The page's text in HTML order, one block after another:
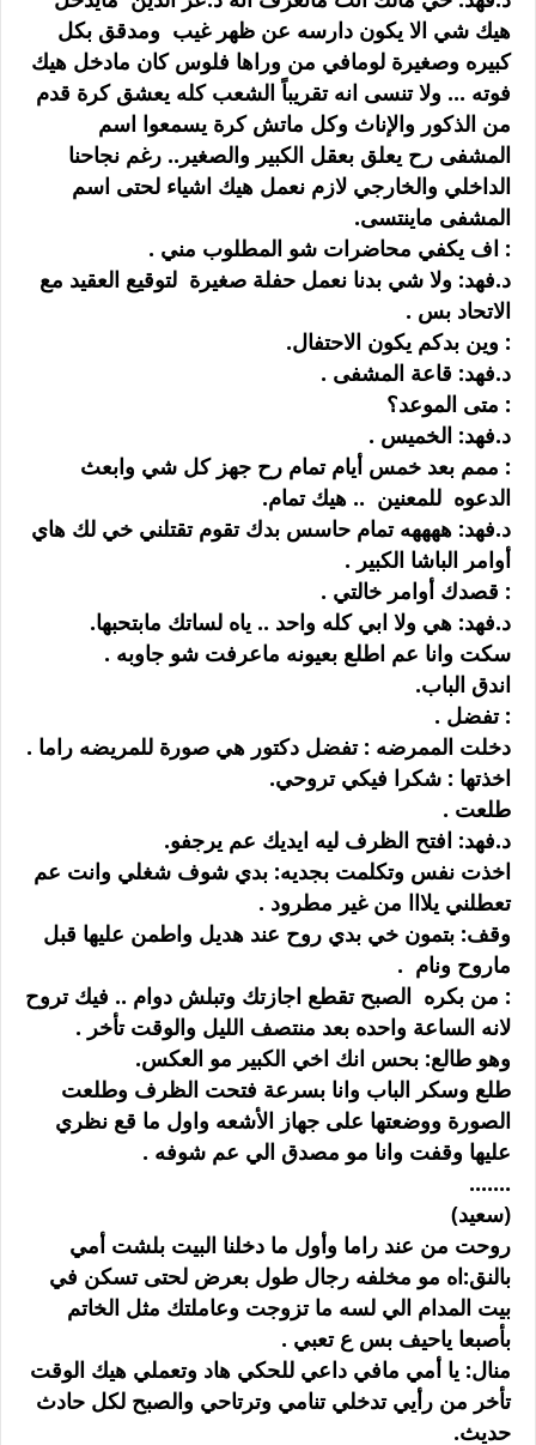
هيك شي الا يكون دارسه عن ظهر غيب ومدقق بكل
كبيره وصغيرة لومافي من وراها فلوس كان مادخل هيك
فوته ... ولا تنسى انه تقريباً الشعب كله يعشق كرة قدم
من الذكور والإناث وكل ماتش كرة يسمعوا اسم
المشفى رح يعلق بعقل الكبير والصغير.. رغم نجاحنا
الداخلي والخارجي لازم نعمل هيك اشياء لحتى اسم
المشفى ماينتسى.
: اف يكفي محاضرات شو المطلوب مني .
د.فهد: ولا شي بدنا نعمل حفلة صغيرة لتوقيع العقيد مع
الاتحاد بس .
: وين بدكم يكون الاحتفال.
د.فهد: قاعة المشفى .
: متى الموعد؟
د.فهد: الخميس .
: ممم بعد خمس أيام تمام رح جهز كل شي وابعث
الدعوه للمعنين .. هيك تمام.
د.فهد: ههههه تمام حاسس بدك تقوم تقتلني خي لك هاي
أوامر الباشا الكبير .
: قصدك أوامر خالتي .
د.فهد: هي ولا ابي كله واحد .. ياه لساتك مابتحبها.
سكت وانا عم اطلع بعيونه ماعرفت شو جاوبه .
اندق الباب.
: تفضل .
دخلت الممرضه : تفضل دكتور هي صورة للمريضه راما .
اخذتها : شكرا فيكي تروحي.
طلعت .
د.فهد: افتح الظرف ليه ايديك عم يرجفو.
اخذت نفس وتكلمت بجديه: بدي شوف شغلي وانت عم
تعطلني يلااا من غير مطرود .
وقف: بتمون خي بدي روح عند هديل واطمن عليها قبل
ماروح ونام .
: من بكره الصبح تقطع اجازتك وتبلش دوام .. فيك تروح
لانه الساعة واحده بعد منتصف الليل والوقت تأخر .
وهو طالع: بحس انك اخي الكبير مو العكس.
طلع وسكر الباب وانا بسرعة فتحت الظرف وطلعت
الصورة ووضعتها على جهاز الأشعه واول ما قع نظري
عليها وقفت وانا مو مصدق الي عم شوفه .
.......
(سعيد)
روحت من عند راما وأول ما دخلنا البيت بلشت أمي
بالنق:اه مو مخلفه رجال طول بعرض لحتى تسكن في
بيت المدام الي لسه ما تزوجت وعاملتك مثل الخاتم
بأصبعا ياحيف بس ع تعبي .
منال: يا أمي مافي داعي للحكي هاد وتعملي هيك الوقت
تأخر من رأيي تدخلي تنامي وترتاحي والصبح لكل حادث
حديث.